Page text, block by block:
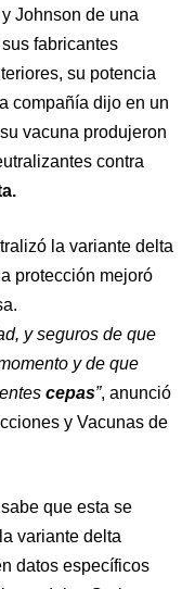
Johnson de una
fabricantes
su potencia
compañía dijo en un
vacuna produjeron
contra
la variante delta
protección mejoró
y seguros de que
y de que
cepas”, anunció
y Vacunas de
que esta se
variante delta
datos específicos